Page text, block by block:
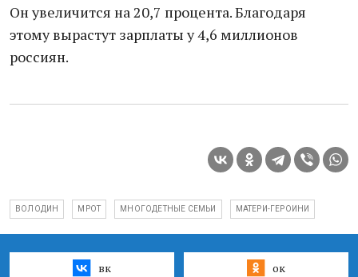
Он увеличится на 20,7 процента. Благодаря
этому вырастут зарплаты у 4,6 миллионов
россиян.
ВОЛОДИН МРОТ МНОГОДЕТНЫЕ СЕМЬИ МАТЕРИ-ГЕРОИНИ
вк ок